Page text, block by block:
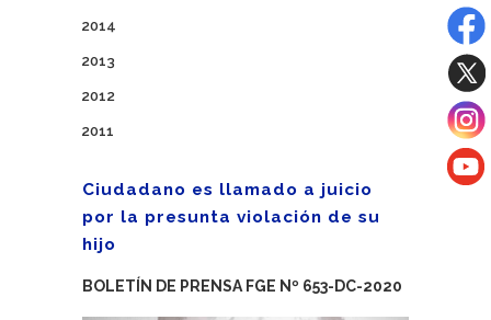
2014
2013
2012
2011
Ciudadano es llamado a juicio
por la presunta violación de su
hijo
BOLETÍN DE PRENSA FGE Nº 653-DC-2020